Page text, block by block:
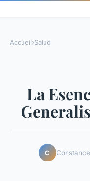
Accueil›Salud
La
C Constance